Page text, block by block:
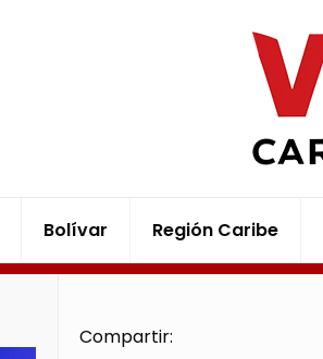
Bolívar Región Caribe
Compartir: